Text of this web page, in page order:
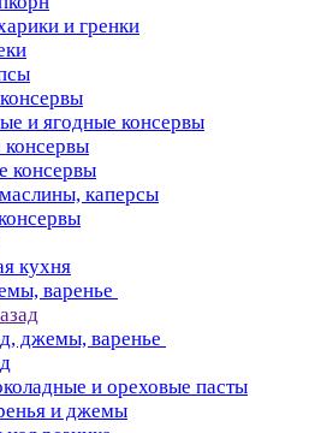
и гренки
и ягодные консервы
консервы
каперсы
кухня
варенье
джемы, варенье
и ореховые пасты
и джемы